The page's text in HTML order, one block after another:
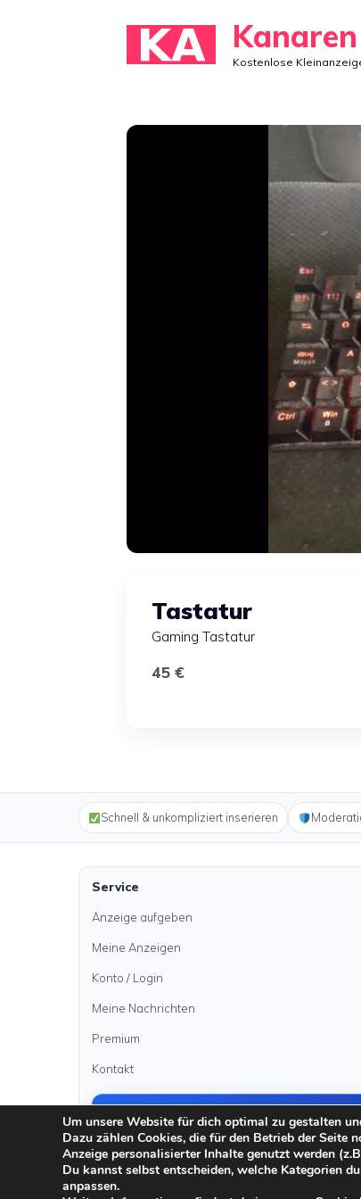
Kostenlose
Tastatur
Gaming Tastatur
45 €
Schnell & unkompliziert inserieren
Service
Anzeige aufgeben
Meine Anzeigen
Konto / Login
Meine Nachrichten
Premium
Kontakt
Impressum
Um unsere Website für dich optimal zu gestalten
Dazu zählen Cookies, die für den Betrieb der
Anzeige personalisierter Inhalte genutzt werden
Du kannst selbst entscheiden, welche Kategorien
anpassen.